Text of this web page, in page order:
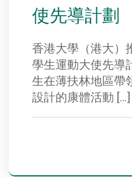
使先導計劃
香港大學（港大）
學生運動大使先導
生在薄扶林地區帶
設計的康體活動 […]